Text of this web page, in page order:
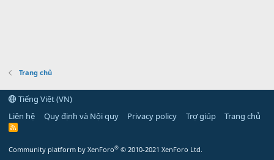
Trang chủ
Tiếng Việt (VN)
Liên hệ
Quy định và Nội quy Privacy policy Trợ giúp Trang chủ
R
Community platform by XenForo® © 2010-2021 XenForo Ltd.